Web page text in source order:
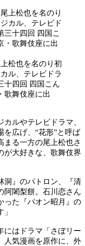
松也を名のり初
ル、テレビドラ
十四回 四国こん
歌舞伎座に出
ルやテレビドラマ、
を広げ、“花形”と呼ば
まる一方の尾上松也さ
が大好きな、歌舞伎界
洞』のパトロン、『清
阿闍梨餅。石川恋さん
った『パオン昭月』の
にはドラマ「さぼリー
人気漫画を原作に、外